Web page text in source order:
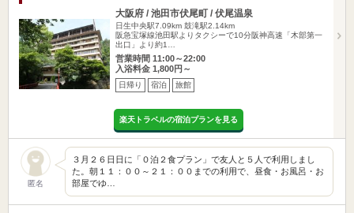
大阪府 / 池田市伏尾町 / 伏尾温泉
日生中央駅7.09km 鼓滝駅2.14km
阪急宝塚線池田駅よりタクシーで10分阪神高速「木部第一
出口」より約1…
営業時間 11:00～22:00
入浴料金 1,800円～
日帰り 宿泊 旅館
楽天トラベルの宿泊プランを見る
匿名
３月２６日日に「０泊２食プラン」で友人と５人で利用しまし
た。朝１１：００～２１：００までの利用で、昼食・お風呂・お
部屋でゆ…